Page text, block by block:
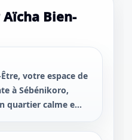
Bien-
votre espace de
à Sébénikoro,
quartier calme e...